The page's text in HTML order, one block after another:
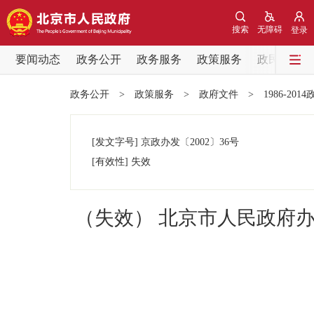
登录
无障碍
搜索
要闻动态 政务公开 政务服务 政策服务
政民互动
党中央精神
政务公开
政务公开 > 政策服务 > 政府文件 > 1986-2014
[发文字号] 京政办发 〔2002〕 36号
[有效性] 失效
（失效） 北京市人民政府